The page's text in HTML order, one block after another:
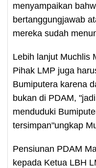
menyampaikan
bertanggungjawab
mereka sudah
Lebih lanjut Muchlis
Pihak LMP juga
Bumiputera karena
bukan di PDAM,
menduduki
tersimpan"ungkap
Pensiunan PDAM
kepada Ketua LBH